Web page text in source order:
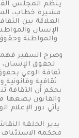
ينظم المجلس
العلاقة بين
الإنسان
والمواطنة
وصرح السفير
لحقوق
ثقافة الوعي
ثقافية
بحكم أن الثقافة
والقانون يضعها
يأتي دور الإعلام
يدير الحلقة
محكمة الاستئناف